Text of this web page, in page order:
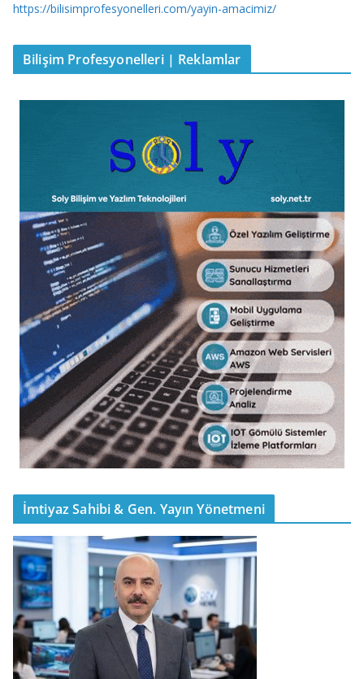
https://bilisimprofesyonelleri.com/yayin-amacimiz/
Bilişim Profesyonelleri | Reklamlar
İmtiyaz Sahibi & Gen. Yayın Yönetmeni